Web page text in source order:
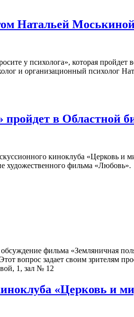
Натальей
у психолога», которая пройдет
и организационный психолог
в Областной
киноклуба «Церковь и
художественного фильма «Любовь».
фильма «Земляничная
вопрос задает своим зрителям
1, зал № 12
«Церковь и